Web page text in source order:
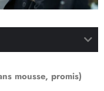
mousse, promis)